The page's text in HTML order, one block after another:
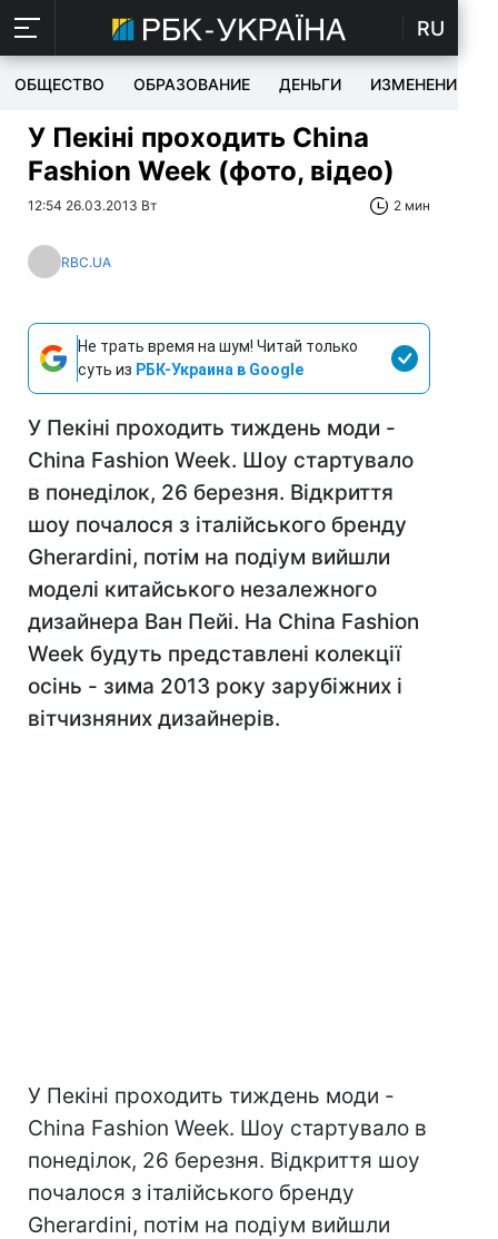
RU
ОБЩЕСТВО ОБРАЗОВАНИЕ ДЕНЬГИ ИЗМЕНЕНИЯ
У Пекіні проходить China
Fashion Week (фото, відео)
12:54 26.03.2013 Вт 2 мин
RBC.UA
Не трать время на шум! Читай только
суть из РБК-Украина в Google
У Пекіні проходить тиждень моди -
China Fashion Week. Шоу стартувало
в понеділок, 26 березня. Відкриття
шоу почалося з італійського бренду
Gherardini, потім на подіум вийшли
моделі китайського незалежного
дизайнера Ван Пейі. На China Fashion
Week будуть представлені колекції
осінь - зима 2013 року зарубіжних і
вітчизняних дизайнерів.
У Пекіні проходить тиждень моди -
China Fashion Week. Шоу стартувало в
понеділок, 26 березня. Відкриття шоу
почалося з італійського бренду
Gherardini, потім на подіум вийшли